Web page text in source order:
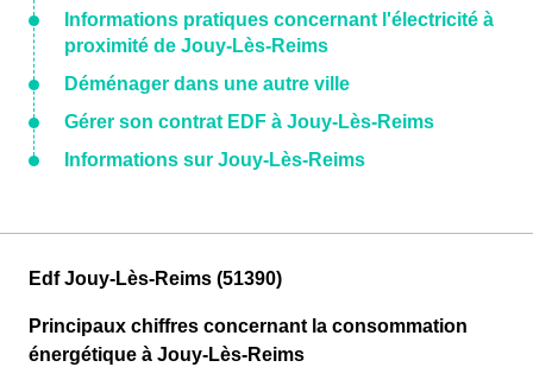
Informations pratiques concernant l'électricité à
proximité de Jouy-Lès-Reims
Déménager dans une autre ville
Gérer son contrat EDF à Jouy-Lès-Reims
Informations sur Jouy-Lès-Reims
Edf Jouy-Lès-Reims (51390)
Principaux chiffres concernant la consommation
énergétique à Jouy-Lès-Reims